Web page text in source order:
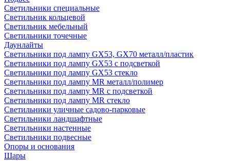
Светильники специальные
Светильник кольцевой
Светильник мебельный
Светильники точечные
Даунлайты
Светильники под лампу GX53, GX70 металл/пластик
Светильники под лампу GX53 с подсветкой
Светильники под лампу GX53 стекло
Светильники под лампу MR металл/полимер
Светильники под лампу MR с подсветкой
Светильники под лампу MR стекло
Светильники уличные садово-парковые
Светильники ландшафтные
Светильники настенные
Светильники подвесные
Опоры и основания
Шары